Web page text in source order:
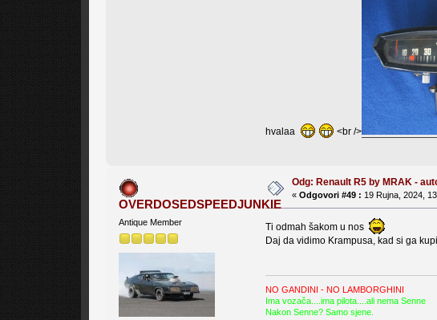
hvalaa <br />
OVERDOSEDSPEEDJUNKIE
Antique Member
Odg: Renault R5 by MRAK -
« Odgovori #49 : 19 Rujna, 2024,
Ti odmah šakom u nos
Daj da vidimo Krampusa, kad si ga
NO GANDINI - NO LAMBORGHINI
Ima vozača....ima pilota....ali nema Senne
Nakon Senne? Samo sjene.